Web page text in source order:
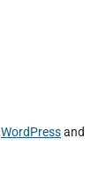
WordPressand